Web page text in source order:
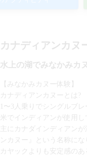
カナディアンカヌ
水上の湖でみなかみカ
【みなかみカヌー体験】
カナディアンカヌーとは?
1〜3人乗りでシングルブ
米でインディアンが使用し
主にカナダインディアン
ンカヌー』という名称にな
カヤックよりも安定感の